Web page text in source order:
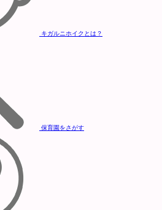
キガルニホイクとは？
保育園をさがす